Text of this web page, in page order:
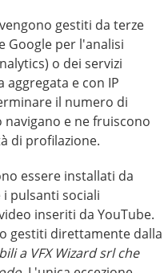
gestiti da terze
Google per l'analisi
o dei servizi
aggregata e con IP
il numero di
e ne fruiscono
di profilazione.
essere installati da
pulsanti sociali
inseriti da YouTube.
gestiti direttamente dalla
a VFX Wizard srl che